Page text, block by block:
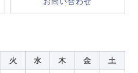
火 水 木 金
土